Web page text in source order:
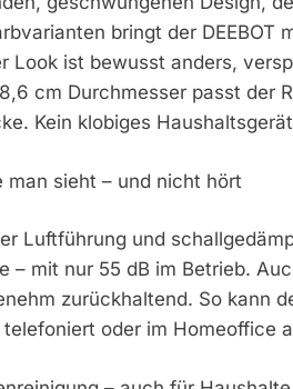
bringt der DEEBOT
Look ist bewusst anders,
cm Durchmesser passt der
Kein klobiges
man sieht – und nicht hört
Luftführung und
– mit nur 55 dB im Betrieb.
zurückhaltend. So kann
oder im Homeoffice